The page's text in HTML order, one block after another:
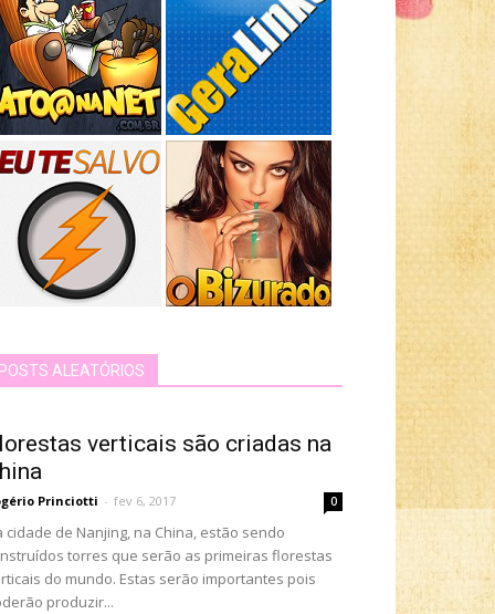
ALEATÓRIOS
verticais são criadas na
Princiotti - fev 6, 2017 0
cidade de Nanjing, na China, estão sendo
torres que serão as primeiras florestas
do mundo. Estas serão importantes pois
produzir...